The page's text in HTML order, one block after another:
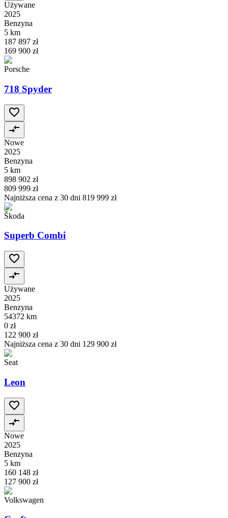
Używane
2025
Benzyna
5 km
187 897 zł
169 900 zł
Porsche
718 Spyder
Nowe
2025
Benzyna
5 km
898 902 zł
809 999 zł
Najniższa cena z 30 dni 819 999 zł
Škoda
Superb Combi
Używane
2025
Benzyna
54372 km
0 zł
122 900 zł
Najniższa cena z 30 dni 129 900 zł
Seat
Leon
Nowe
2025
Benzyna
5 km
160 148 zł
127 900 zł
Volkswagen